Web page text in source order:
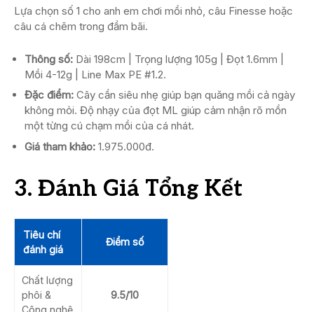
Lựa chọn số 1 cho anh em chơi mồi nhỏ, câu Finesse hoặc
câu cá chẽm trong đầm bãi.
Thông số: Dài 198cm | Trọng lượng 105g | Đọt 1.6mm |
Mồi 4-12g | Line Max PE #1.2.
Đặc điểm: Cây cần siêu nhẹ giúp bạn quăng mồi cả ngày
không mỏi. Độ nhạy của đọt ML giúp cảm nhận rõ mồn
một từng cú chạm mồi của cá nhát.
Giá tham khảo: 1.975.000đ.
3. Đánh Giá Tổng Kết
Tiêu chí
đánh giá
Điểm số
Chất lượng
phôi &
Công nghệ
9.5/10